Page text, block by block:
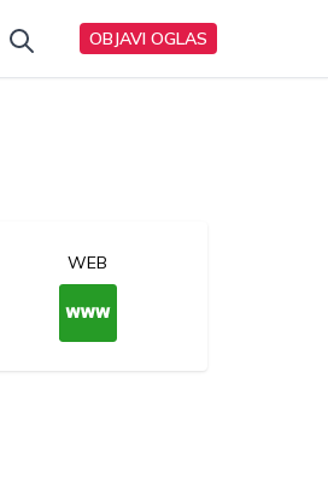
OBJAVI OGLAS
WEB